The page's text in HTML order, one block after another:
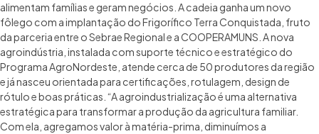
alimentam famílias e geram negócios. A cadeia ganha um novo
fôlego com a implantação do Frigorífico Terra Conquistada, fruto
da parceria entre o Sebrae Regional e a COOPERAMUNS. A nova
agroindústria, instalada com suporte técnico e estratégico do
Programa AgroNordeste, atende cerca de 50 produtores da região
e já nasceu orientada para certificações, rotulagem, design de
rótulo e boas práticas. “A agroindustrialização é uma alternativa
estratégica para transformar a produção da agricultura familiar.
Com ela, agregamos valor à matéria-prima, diminuímos a